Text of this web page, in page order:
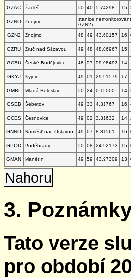
GZAC
Žacléř 50 40 5.74298 15
GZNO
Znojmo
stanice
GZN2)
GZN2
Znojmo 48 49 43.60157 16
GZRU
Zruč nad Sázavou 49 48 48.06967 15
GCBU
České Budějovice 48 57 59.08493 14
GKYJ
Kyjov 49 01 29.91579 17
GMBL
Mladá Boleslav 50 24 0.15000 14
GSEB
Šebetov 49 33 4.31767 16
GCES
Česnovice 49 02 3.31632 14
GNNO
Náměšť nad Oslavou 49 07 8.81561 16
GPOD
Poděbrady 50 08 24.92173 15
GMAN
Manětín 49 59 43.97309 13
Nahoru
3.
Tato verze
pro období